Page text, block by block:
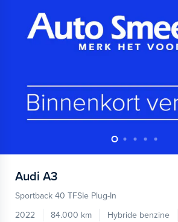
Audi A3
Sportback 40 TFSIe Plug-In
2022
84.000 km Hybride benzine